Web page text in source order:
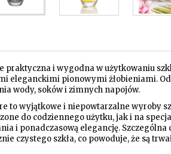
praktyczna i wygodna w użytkowaniu
eleganckimi pionowymi żłobieniami.
wody, soków i zimnych napojów.
to wyjątkowe i niepowtarzalne wyroby
do codziennego użytku, jak i na
i ponadczasową elegancję.
czystego szkła, co powoduje, że są